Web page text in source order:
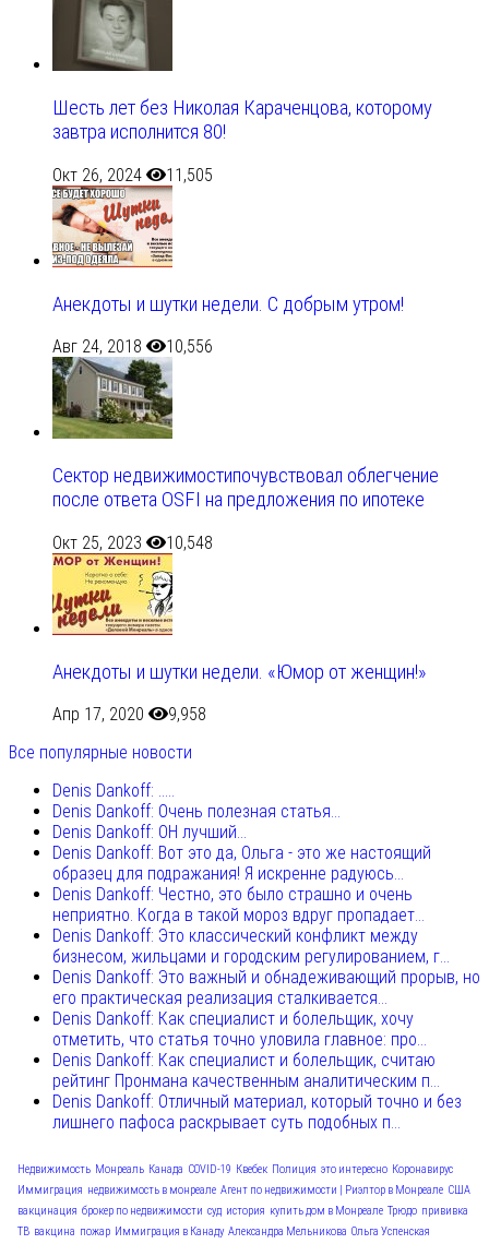
Шесть лет без Николая Караченцова, которому
завтра исполнится 80!
Окт 26, 2024 11,505
Анекдоты и шутки недели. С добрым утром!
Авг 24, 2018 10,556
Сектор недвижимостипочувствовал облегчение
после ответа OSFI на предложения по ипотеке
Окт 25, 2023 10,548
Анекдоты и шутки недели. «Юмор от женщин!»
Апр 17, 2020
9,958
Все популярные новости
Denis Dankoff: .....
Denis Dankoff: Очень полезная статья...
Denis Dankoff: ОН лучший...
Denis Dankoff: Вот это да, Ольга - это же настоящий
образец для подражания! Я искренне радуюсь...
Denis Dankoff: Честно, это было страшно и очень
неприятно. Когда в такой мороз вдруг пропадает...
Denis Dankoff: Это классический конфликт между
бизнесом, жильцами и городским регулированием, г...
Denis Dankoff: Это важный и обнадеживающий прорыв, но
его практическая реализация сталкивается...
Denis Dankoff: Как специалист и болельщик, хочу
отметить, что статья точно уловила главное: про...
Denis Dankoff: Как специалист и болельщик, считаю
рейтинг Пронмана качественным аналитическим п...
Denis Dankoff: Отличный материал, который точно и без
лишнего пафоса раскрывает суть подобных п...
Недвижимость Монреаль Канада COVID-19 Квебек Полиция это интересно Коронавирус
Иммиграция недвижимость в монреале Агент по недвижимости | Риэлтор в Монреале США
вакцинация брокер по недвижимости суд история купить дом в Монреале Трюдо прививка
ТВ вакцина пожар Иммиграция в Канаду Александра Мельникова Ольга Успенская